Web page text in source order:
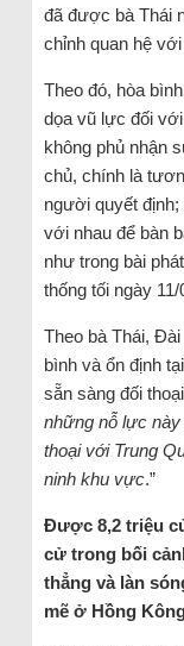
đã được bà Thái
chỉnh quan hệ
Theo đó, hòa
dọa vũ lực đối
không phủ nhận
chủ, chính là
người quyết định;
với nhau để bàn
như trong bài
thống tối ngày
Theo bà Thái,
bình và ổn định
sẵn sàng đối
những nỗ lực này
thoại với Trung
ninh khu vực.”
Được 8,2 triệu
cử trong bối
thẳng và làn
mẽ ở Hồng